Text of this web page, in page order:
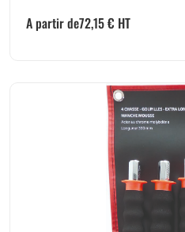
A partir de72,15€ HT